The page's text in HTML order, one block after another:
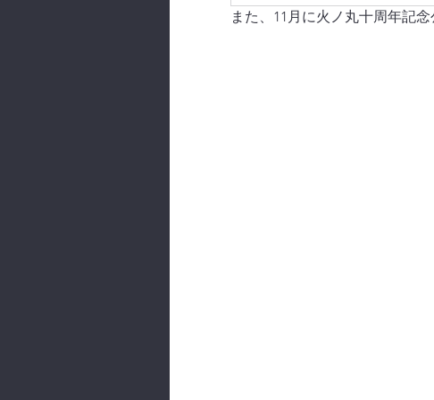
また、11月に火ノ丸十周年記